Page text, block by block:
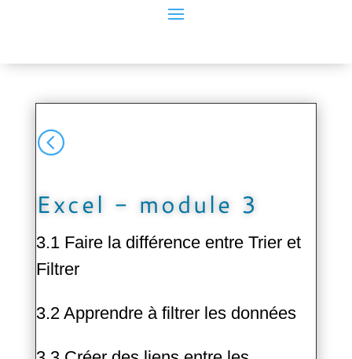
<
Excel - module 3
3.1 Faire la différence entre Trier et
Filtrer
3.2 Apprendre à filtrer les données